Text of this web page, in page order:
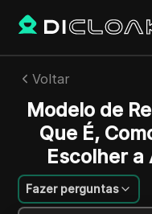
Voltar
Modelo de
Que É,
Escolher a
Fazer perguntas